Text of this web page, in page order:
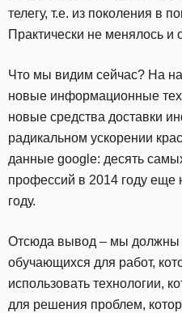
телегу, т.е. из поколения в
Практически не менялось и
Что мы видим сейчас? На
новые информационные
новые средства доставки
радикальном ускорении
данные google: десять
профессий в 2014 году еще
году.
Отсюда вывод – мы должны
обучающихся для работ,
использовать технологии,
для решения проблем,